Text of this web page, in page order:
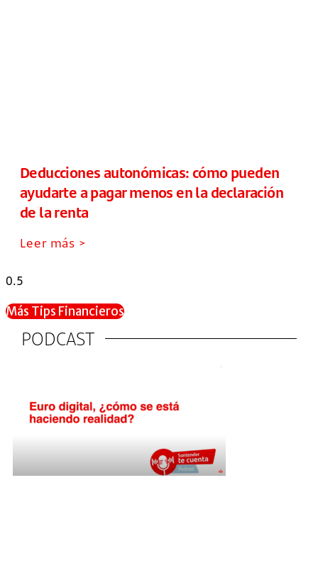
Deducciones autonómicas: cómo pueden
ayudarte a pagar menos en la declaración
de la renta
Leer más >
Más Tips Financieros
PODCAST